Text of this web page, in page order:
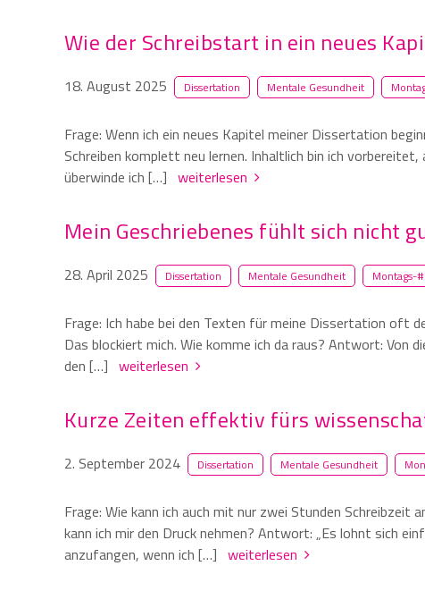
Wie der Schreibstart in ein neues
18. August 2025 Dissertation Mentale Gesundheit
Frage: Wenn ich ein neues Kapitel meiner Dissertation
Schreiben komplett neu lernen. Inhaltlich bin ich
überwinde ich […] weiterlesen
Mein Geschriebenes fühlt sich nicht
28. April 2025 Dissertation Mentale Gesundheit Montags-
Frage: Ich habe bei den Texten für meine Dissertation oft
Das blockiert mich. Wie komme ich da raus? Antwort: Von
den […] weiterlesen
Kurze Zeiten effektiv fürs
2. September 2024 Dissertation Mentale Gesundheit
Frage: Wie kann ich auch mit nur zwei Stunden
kann ich mir den Druck nehmen? Antwort: „Es lohnt sich
anzufangen, wenn ich […] weiterlesen